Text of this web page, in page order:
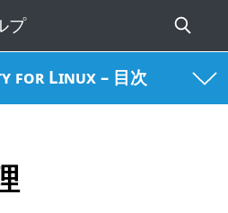
for Linux – 目次